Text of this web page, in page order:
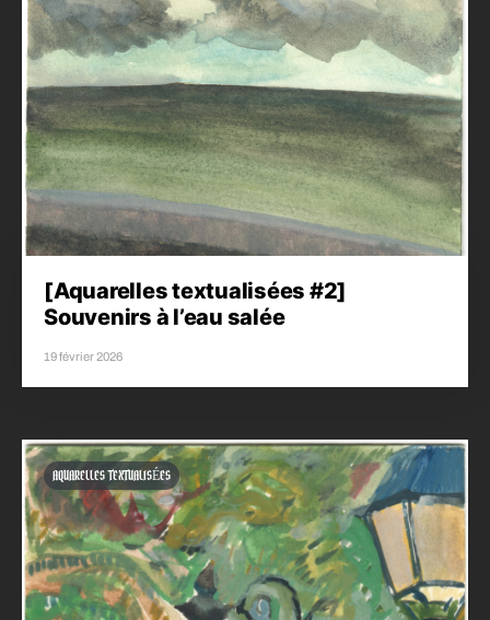
[Aquarelles textualisées #2]
Souvenirs à l’eau salée
19 février 2026
AQUARELLES TEXTUALISÉES